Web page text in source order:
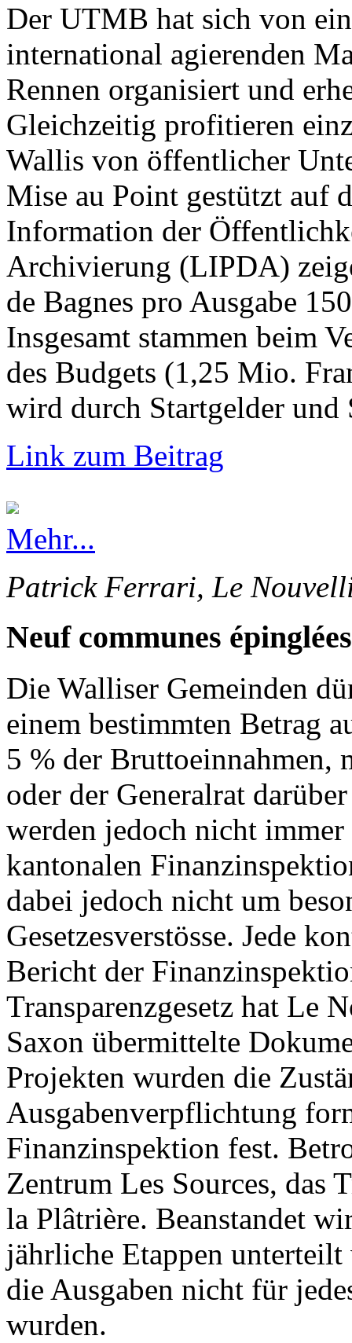
Der UTMB hat sich von
international agierenden
Rennen organisiert und
Gleichzeitig profitieren
Wallis von öffentlicher
Mise au Point gestützt auf
Information der
Archivierung (LIPDA)
de Bagnes pro Ausgabe
Insgesamt stammen beim
des Budgets (1,25 Mio.
wird durch Startgelder und
Link zum Beitrag
Mehr...
Patrick Ferrari, Le
Neuf communes épinglées
Die Walliser Gemeinden
einem bestimmten Betrag
5 % der Bruttoeinnahmen,
oder der Generalrat
werden jedoch nicht
kantonalen
dabei jedoch nicht um
Gesetzesverstösse. Jede
Bericht der
Transparenzgesetz hat Le
Saxon übermittelte
Projekten wurden die
Ausgabenverpflichtung
Finanzinspektion fest.
Zentrum Les Sources, das
la Plâtrière. Beanstandet
jährliche Etappen unterteilt
die Ausgaben nicht für
wurden.